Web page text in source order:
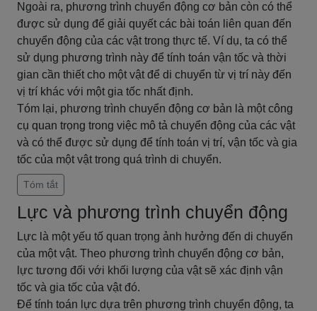
Ngoài ra, phương trình chuyển động cơ bản còn có thể
được sử dụng để giải quyết các bài toán liên quan đến
chuyển động của các vật trong thực tế. Ví dụ, ta có thể
sử dụng phương trình này để tính toán vận tốc và thời
gian cần thiết cho một vật để di chuyển từ vị trí này đến
vị trí khác với một gia tốc nhất định.
Tóm lại, phương trình chuyển động cơ bản là một công
cụ quan trọng trong việc mô tả chuyển động của các vật
và có thể được sử dụng để tính toán vị trí, vận tốc và gia
tốc của một vật trong quá trình di chuyển.
Tóm tắt
Lực và phương trình chuyển động
Lực là một yếu tố quan trọng ảnh hưởng đến di chuyển
của một vật. Theo phương trình chuyển động cơ bản,
lực tương đối với khối lượng của vật sẽ xác định vận
tốc và gia tốc của vật đó.
Để tính toán lực dựa trên phương trình chuyển động, ta